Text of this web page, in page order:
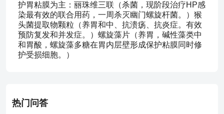
护胃粘膜为主：丽珠维三联（杀菌，现阶段治疗HP感
染最有效的联合用药，一周杀灭幽门螺旋杆菌。）猴
头菌提取物颗粒（养胃和中、抗溃疡、抗炎症。有效
预防复发和并发症。）螺旋藻片（养胃，碱性藻类中
和胃酸，螺旋藻多糖在胃内层壁形成保护粘膜同时修
护受损细胞。）
热门问答